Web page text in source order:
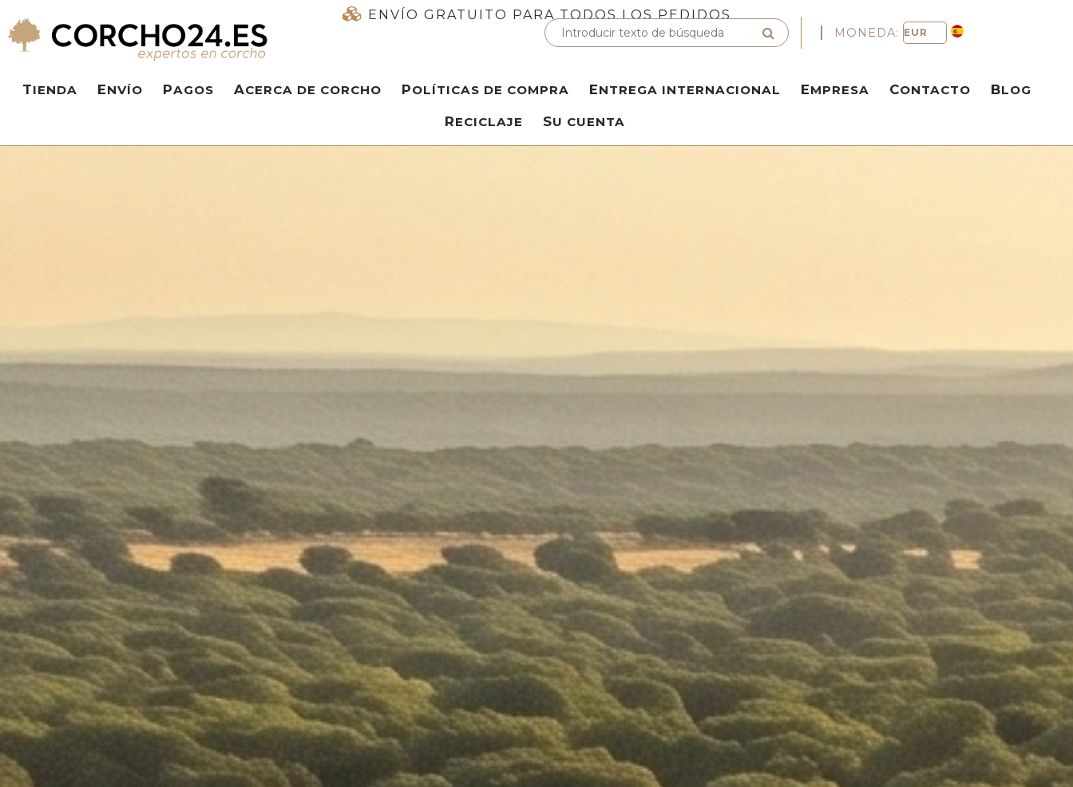
ENVÍO GRATUITO PARA TODOS LOS PEDIDOS
MONEDA:
TIENDA ENVÍO PAGOS ACERCA DE CORCHO POLÍTICAS DE COMPRA ENTREGA INTERNACIONAL EMPRESA CONTACTO BLOG
RECICLAJE SU CUENTA